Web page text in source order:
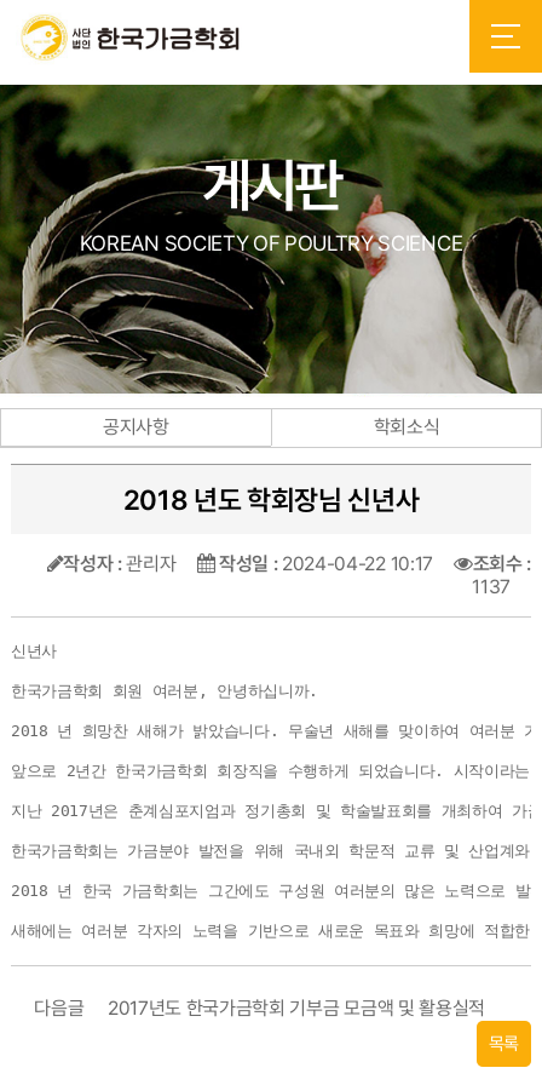
게시판
KOREAN SOCIETY OF POULTRY SCIENCE
공지사항 학회소식
2018 년도 학회장님 신년사
작성자 :관리자 작성일 : 2024-04-22 10:17
조회수 :
1137
신년사
한국가금학회 회원 여러분, 안녕하십니까.
2018 년 희망찬 새해가 밝았습니다. 무술년 새해를 맞이하여 여러분
앞으로 2년간 한국가금학회 회장직을 수행하게 되었습니다. 시작이라
지난 2017년은 춘계심포지엄과 정기총회 및 학술발표회를 개최하여
한국가금학회는 가금분야 발전을 위해 국내외 학문적 교류 및 산업계
2018 년 한국 가금학회는 그간에도 구성원 여러분의 많은 노력으로
새해에는 여러분 각자의 노력을 기반으로 새로운 목표와 희망에 적합
다음글 2017년도 한국가금학회 기부금 모금액 및 활용실적
목록